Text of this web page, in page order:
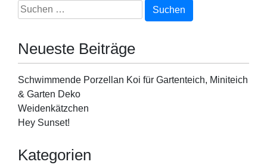
Suchen
nach:
Neueste Beiträge
Schwimmende Porzellan Koi für Gartenteich, Miniteich
& Garten Deko
Weidenkätzchen
Hey Sunset!
Kategorien